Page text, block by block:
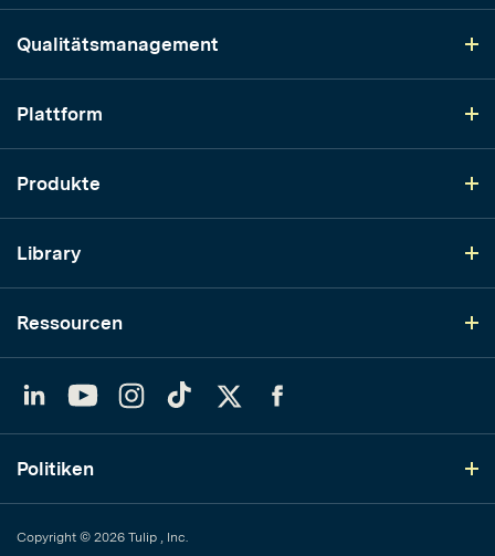
Qualitätsmanagement
Plattform
Produkte
Library
Ressourcen
YouTubeInstagram
TikTok
Politiken
Copyright © 2026 Tulip , Inc.